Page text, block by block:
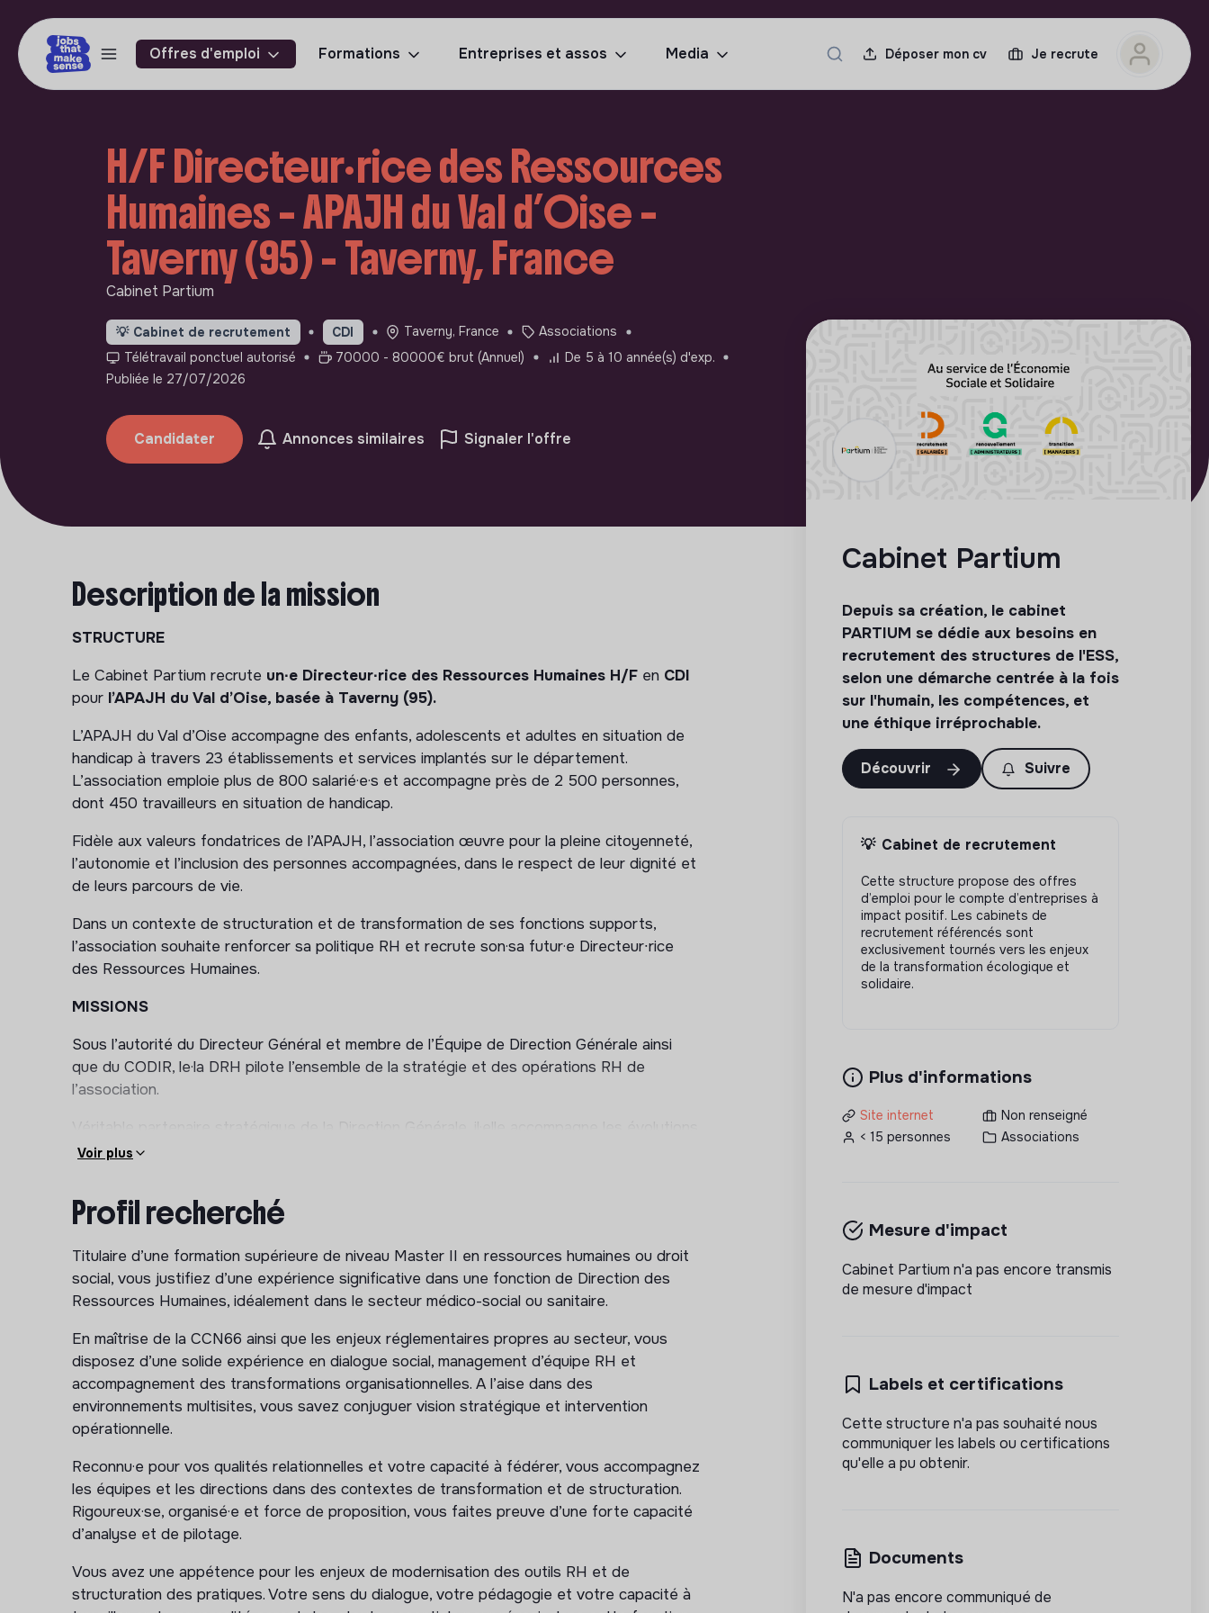
Offres d'emploi Formations Entreprises et assos Media Déposer mon cv Je recrute
H/F Directeur·rice des Ressources
Humaines – APAJH du Val d’Oise –
Taverny (95) - Taverny, France
Cabinet Partium
💡 Cabinet de recrutement CDI Taverny, France
Associations
Télétravail ponctuel autorisé
70000 - 80000€ brut (Annuel)
De 5 à 10 année(s) d'exp.
Publiée le 27/07/2026
Candidater Annonces similaires Signaler l'offre
Description de la mission
STRUCTURE
Le Cabinet Partium recrute un∙e Directeur∙rice des Ressources Humaines H/F en CDI
pour l’APAJH du Val d’Oise, basée à Taverny (95).
L’APAJH du Val d’Oise accompagne des enfants, adolescents et adultes en situation de
handicap à travers 23 établissements et services implantés sur le département.
L’association emploie plus de 800 salarié·e·s et accompagne près de 2 500 personnes,
dont 450 travailleurs en situation de handicap.
Fidèle aux valeurs fondatrices de l’APAJH, l’association œuvre pour la pleine citoyenneté,
l’autonomie et l’inclusion des personnes accompagnées, dans le respect de leur dignité et
de leurs parcours de vie.
Dans un contexte de structuration et de transformation de ses fonctions supports,
l’association souhaite renforcer sa politique RH et recrute son·sa futur·e Directeur∙rice
des Ressources Humaines.
MISSIONS
Sous l’autorité du Directeur Général et membre de l’Équipe de Direction Générale ainsi
que du CODIR, le·la DRH pilote l’ensemble de la stratégie et des opérations RH de
l’association.
de l’organisation et contribue activement aux dynamiques associatives.
Élaborer et déployer la feuille de route RH 2026–2030 en lien avec la Direction
Générale ;
Accompagner la transformation et la structuration de l’organisation ;
Définir et piloter une politique RH cohérente avec les valeurs et le projet associatif ;
Participer aux réflexions stratégiques et à l’évolution des organisations ;
Développer des outils de pilotage RH et des indicateurs d’aide à la décision.
Management du service RH et structuration des pratiques
Piloter l’activité RH dans ses différentes dimensions : administration du personnel,
Optimiser les outils, process et procédures RH afin de renforcer la qualité de service
apportée aux établissements ;
Structurer et faire évoluer le système d’information RH afin d’améliorer la fiabilité des
Accompagner les cadres opérationnels dans la gestion quotidienne de leurs équipes.
Voir plus
Profil recherché
Titulaire d’une formation supérieure de niveau Master II en ressources humaines ou droit
social, vous justifiez d’une expérience significative dans une fonction de Direction des
Ressources Humaines, idéalement dans le secteur médico-social ou sanitaire.
En maîtrise de la CCN66 ainsi que les enjeux réglementaires propres au secteur, vous
disposez d’une solide expérience en dialogue social, management d’équipe RH et
accompagnement des transformations organisationnelles. A l’aise dans des
environnements multisites, vous savez conjuguer vision stratégique et intervention
opérationnelle.
Reconnu·e pour vos qualités relationnelles et votre capacité à fédérer, vous accompagnez
les équipes et les directions dans des contextes de transformation et de structuration.
Rigoureux·se, organisé·e et force de proposition, vous faites preuve d’une forte capacité
d’analyse et de pilotage.
Vous avez une appétence pour les enjeux de modernisation des outils RH et de
structuration des pratiques. Votre sens du dialogue, votre pédagogie et votre capacité à
Cabinet Partium
Depuis sa création, le cabinet
PARTIUM se dédie aux besoins en
recrutement des structures de l'ESS,
selon une démarche centrée à la fois
sur l'humain, les compétences, et
une éthique irréprochable.
Découvrir Suivre
💡 Cabinet de recrutement
Cette structure propose des offres
d’emploi pour le compte d’entreprises à
impact positif. Les cabinets de
recrutement référencés sont
exclusivement tournés vers les enjeux
de la transformation écologique et
solidaire.
Plus d'informations
Site internet
Non renseigné
< 15 personnes
Associations
Mesure d'impact
Cabinet Partium n'a pas encore transmis
de mesure d'impact
Labels et certifications
Cette structure n'a pas souhaité nous
communiquer les labels ou certifications
qu'elle a pu obtenir.
Documents
N'a pas encore communiqué de